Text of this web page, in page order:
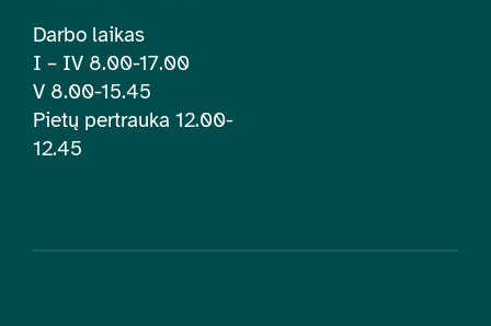
Darbo laikas
I – IV 8.00-17.00
V 8.00-15.45
Pietų pertrauka 12.00-
12.45